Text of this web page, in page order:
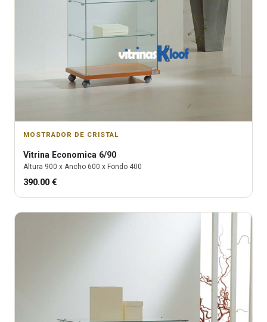
MOSTRADOR DE CRISTAL
Vitrina Economica 6/90
Altura 900 x Ancho 600 x Fondo 400
390.00 €